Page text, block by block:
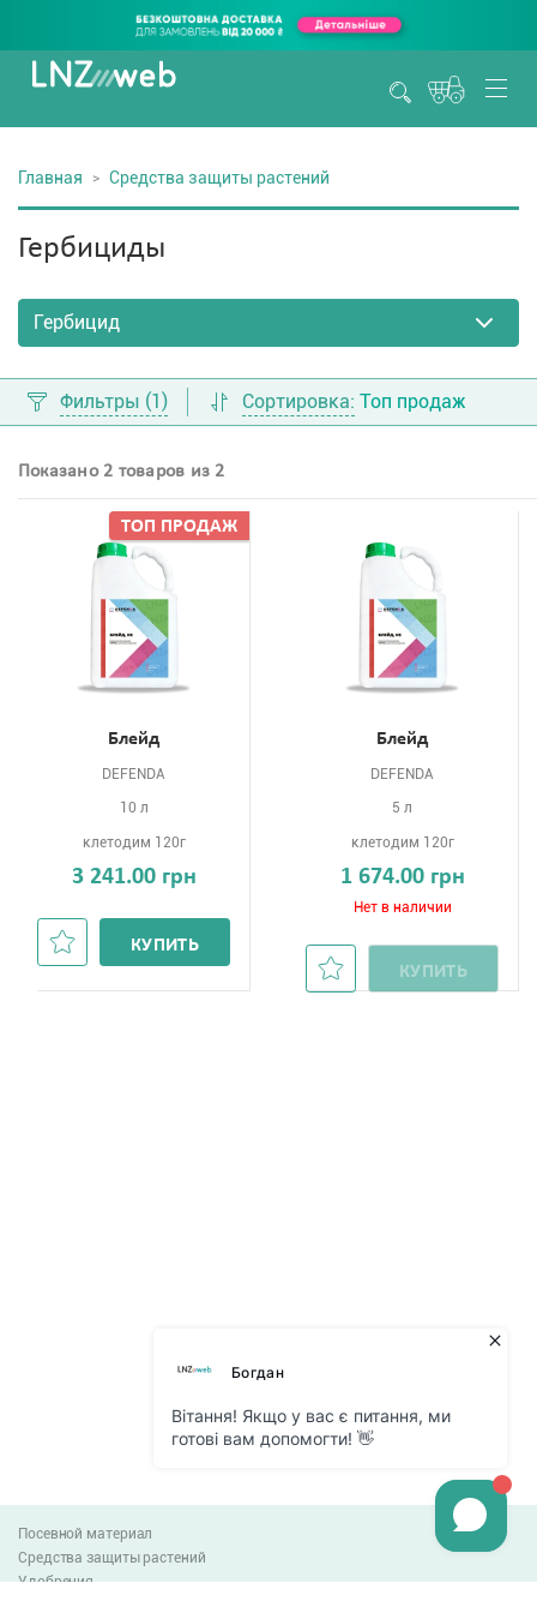
Главная Средства защиты растений
Гербициды
Фильтры (1) Сортировка: Топ продаж
Показано 2 товаров из 2
Блейд
ТОП ПРОДАЖ
DEFENDA
10 л
клетодим 120г
3 241.00 грн
КУПИТЬ
Блейд
DEFENDA
5 л
клетодим 120г
1 674.00 грн
Нет в наличии
КУПИТЬ
Посевной материал
Средства защиты растений
Удобрения